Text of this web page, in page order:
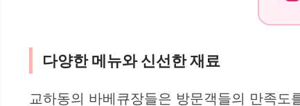
다양한 메뉴와 신선한 재료
교하동의 바베큐장들은 방문객들의 만족